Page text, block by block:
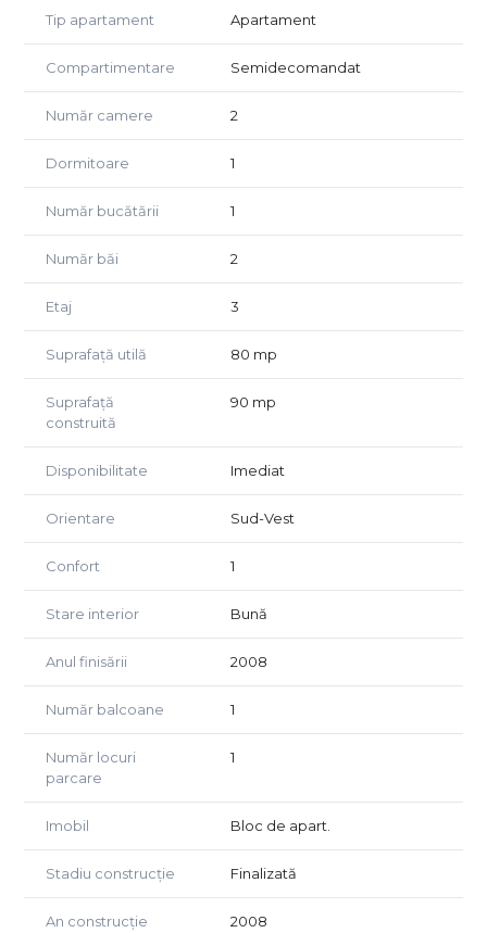
bucătărie
balcon
Se închiriază mobilat și utilat, dispune de centrală proprie
pe gaz, iar locul de parcare acoperit este inclus în preț.
Preț: 600 euro/lună
Tip apartament Apartament
Compartimentare Semidecomandat
Număr camere 2
Dormitoare 1
Număr bucătării 1
Număr băi 2
Etaj 3
Suprafață utilă 80 mp
Suprafață
construită
90 mp
Disponibilitate Imediat
Orientare Sud-Vest
Confort 1
Stare interior Bună
Anul finisării 2008
Număr balcoane 1
Număr locuri
parcare
1
Imobil Bloc de apart.
Stadiu construcție Finalizată
An construcție 2008